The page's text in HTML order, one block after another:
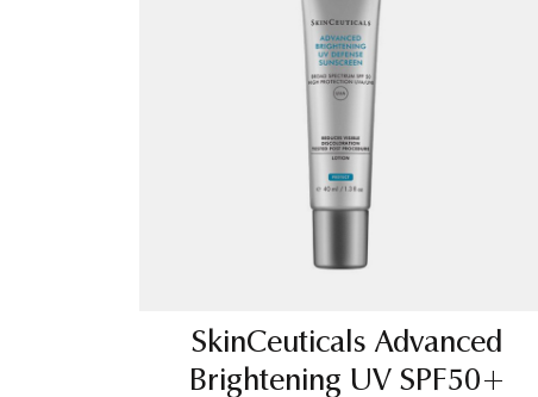
SkinCeuticals Advanced
Brightening UV SPF50+